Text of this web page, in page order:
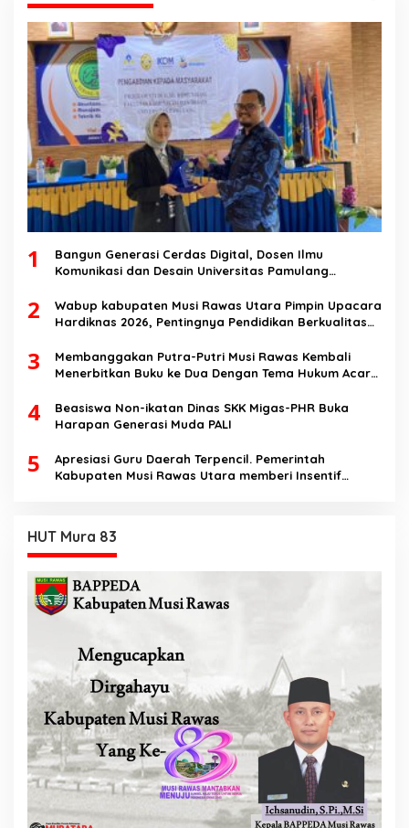
1
Bangun Generasi Cerdas Digital, Dosen Ilmu
Komunikasi dan Desain Universitas Pamulang
Speech di SMK Ikhlas Jawilan
2
Wabup kabupaten Musi Rawas Utara Pimpin Upacara
Hardiknas 2026, Pentingnya Pendidikan Berkualitas
3
Membanggakan Putra-Putri Musi Rawas Kembali
Menerbitkan Buku ke Dua Dengan Tema Hukum Acara
4
Beasiswa Non-ikatan Dinas SKK Migas-PHR Buka
Harapan Generasi Muda PALI
5
Apresiasi Guru Daerah Terpencil. Pemerintah
Kabupaten Musi Rawas Utara memberi Insentif
HUT Mura 83